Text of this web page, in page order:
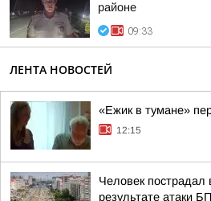
районе
09:33
ЛЕНТА НОВОСТЕЙ
«Ежик в тумане»
12:15
Человек пострадал
результате атаки